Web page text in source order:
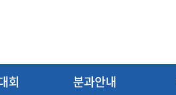
회 분과안내